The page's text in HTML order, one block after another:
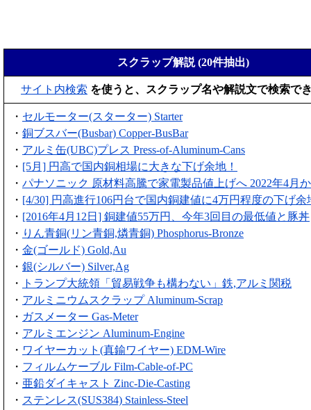
スクラップ解説 (20件抽出)
サイト内検索 を使うと、スクラップ名や解説文で検索で
・ セルモーター(スターター) Starter
・ 銅ブスバー(Busbar) Copper-BusBar
・ アルミ缶(UBC)プレス Press-of-Aluminum-Cans
・ [5月] 円高で国内銅相場に大きな下げ余地！
・ パナソニック 原材料高騰で家電製品値上げへ 2022年4月
・ [4/30] 円高進行106円台で国内銅建値に4万円程度の下げ余
・ [2016年4月12日] 銅建値55万円、今年3回目の最低値と豚丼
・ りん青銅(リン青銅,燐青銅) Phosphorus-Bronze
・ 金(ゴールド) Gold,Au
・ 銀(シルバー) Silver,Ag
・
トランプ大統領「貿易戦争も構わない」鉄,アルミ関税
・ アルミニウムスクラップ Aluminum-Scrap
・ ガスメーター Gas-Meter
・ アルミエンジン Aluminum-Engine
・ ワイヤーカット(真鍮ワイヤー) EDM-Wire
・ フィルムケーブル Film-Cable-of-PC
・ 亜鉛ダイキャスト Zinc-Die-Casting
・ ステンレス(SUS384) Stainless-Steel